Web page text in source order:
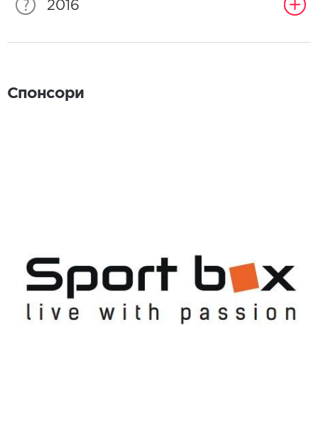
2016
Спонсори